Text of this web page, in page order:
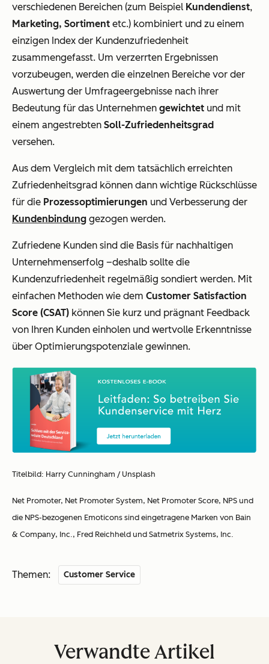
verschiedenen Bereichen (zum Beispiel Kundendienst,
Marketing, Sortiment etc.) kombiniert und zu einem
einzigen Index der Kundenzufriedenheit
zusammengefasst. Um verzerrten Ergebnissen
vorzubeugen, werden die einzelnen Bereiche vor der
Auswertung der Umfrageergebnisse nach ihrer
Bedeutung für das Unternehmen gewichtet und mit
einem angestrebten Soll-Zufriedenheitsgrad
versehen.
Aus dem Vergleich mit dem tatsächlich erreichten
Zufriedenheitsgrad können dann wichtige Rückschlüsse
für die Prozessoptimierungen und Verbesserung der
Kundenbindung gezogen werden.
Zufriedene Kunden sind die Basis für nachhaltigen
Unternehmenserfolg –deshalb sollte die
Kundenzufriedenheit regelmäßig sondiert werden. Mit
einfachen Methoden wie dem Customer Satisfaction
Score (CSAT) können Sie kurz und prägnant Feedback
von Ihren Kunden einholen und wertvolle Erkenntnisse
über Optimierungspotenziale gewinnen.
Titelbild: Harry Cunningham / Unsplash
Net Promoter, Net Promoter System, Net Promoter Score, NPS und
die NPS-bezogenen Emoticons sind eingetragene Marken von Bain
& Company, Inc., Fred Reichheld und Satmetrix Systems, Inc.
Themen: Customer Service
Verwandte Artikel